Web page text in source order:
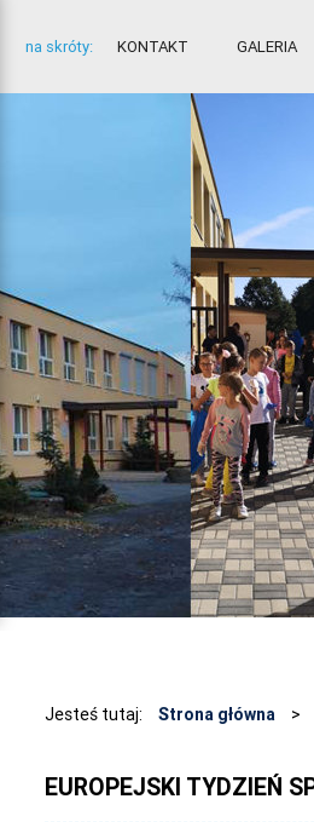
na skróty: KONTAKT GALERIA
Jesteś tutaj: Strona główna >
EUROPEJSKI TYDZIEŃ